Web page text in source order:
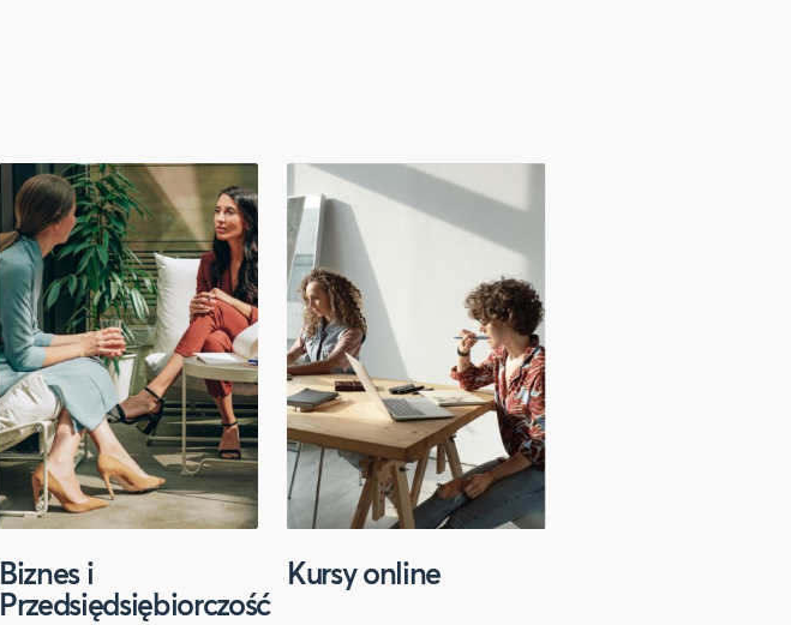
Biznes i
Przedsiędsiębiorczość
Kursy online